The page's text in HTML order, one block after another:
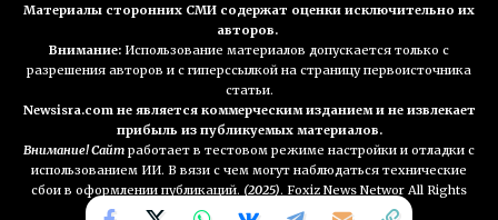
Материалы сторонних СМИ содержат оценки исключительно их
авторов.
Внимание: Использование материалов допускается только с
разрешения авторов и с гиперссылкой на страницу первоисточника
статьи.
Newsisra.com не является коммерческим изданием и не извлекает
прибыль из публикуемых материалов.
Внимание! Сайт работает в тестовом режиме настройки и отладки с
использованием ИИ. В вязи с чем могут наблюдаться технические
сбои в оформлении публикаций. (2025). Foxiz News Networ All Rights
Reserved. NEWSisra.com